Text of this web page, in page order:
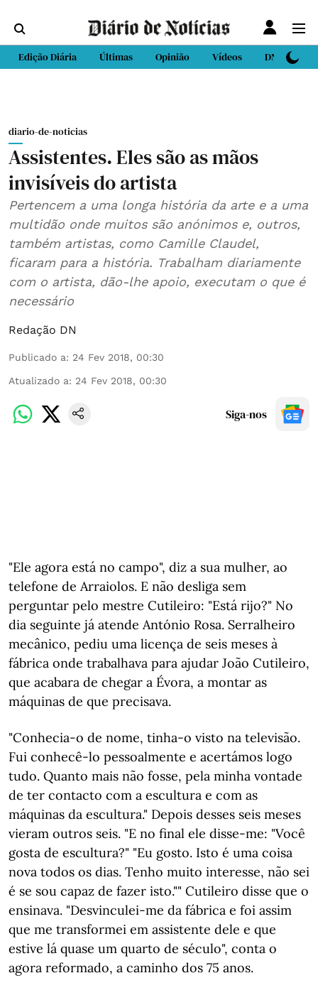
Edição Diária Últimas Opinião Vídeos DN Sport
diario-de-noticias
Assistentes. Eles são as mãos
invisíveis do artista
Pertencem a uma longa história da arte e a uma
multidão onde muitos são anónimos e, outros,
também artistas, como Camille Claudel,
ficaram para a história. Trabalham diariamente
com o artista, dão-lhe apoio, executam o que é
necessário
Redação DN
Publicado a: 24 Fev 2018, 00:30
Atualizado a: 24 Fev 2018, 00:30
Siga-nos
"Ele agora está no campo", diz a sua mulher, ao
telefone de Arraiolos. E não desliga sem
perguntar pelo mestre Cutileiro: "Está rijo?" No
dia seguinte já atende António Rosa. Serralheiro
mecânico, pediu uma licença de seis meses à
fábrica onde trabalhava para ajudar João Cutileiro,
que acabara de chegar a Évora, a montar as
máquinas de que precisava.
"Conhecia-o de nome, tinha-o visto na televisão.
Fui conhecê-lo pessoalmente e acertámos logo
tudo. Quanto mais não fosse, pela minha vontade
de ter contacto com a escultura e com as
máquinas da escultura." Depois desses seis meses
vieram outros seis. "E no final ele disse-me: "Você
gosta de escultura?" "Eu gosto. Isto é uma coisa
nova todos os dias. Tenho muito interesse, não sei
é se sou capaz de fazer isto."" Cutileiro disse que o
ensinava. "Desvinculei-me da fábrica e foi assim
que me transformei em assistente dele e que
estive lá quase um quarto de século", conta o
agora reformado, a caminho dos 75 anos.